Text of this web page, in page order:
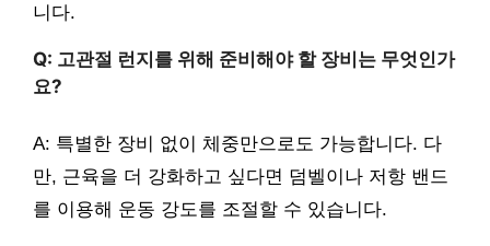
니다.
Q: 고관절 런지를 위해 준비해야 할 장비는 무엇인가
요?
A: 특별한 장비 없이 체중만으로도 가능합니다. 다
만, 근육을 더 강화하고 싶다면 덤벨이나 저항 밴드
를 이용해 운동 강도를 조절할 수 있습니다.